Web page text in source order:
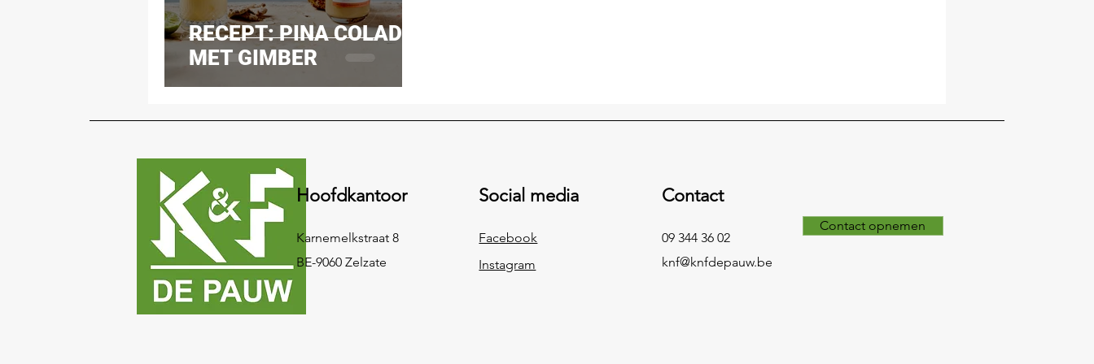
RECEPT: PINA COLADA
MET GIMBER
Hoofdkantoor
Karnemelkstraat 8
BE-9060 Zelzate
Social media
Facebook
Instagram
Contact
09 344 36 02
knf@knfdepauw.be
Contact opnemen